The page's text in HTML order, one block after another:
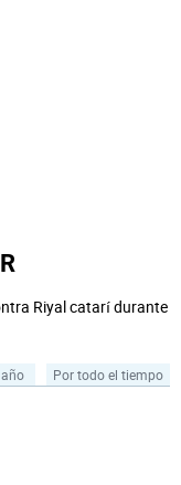
Riyal catarí durante
Por todo el tiempo